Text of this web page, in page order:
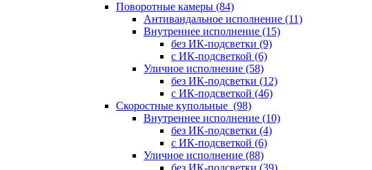
Поворотные камеры (84)
Антивандальное исполнение (11)
Внутреннее исполнение (15)
без ИК-подсветки (9)
с ИК-подсветкой (6)
Уличное исполнение (58)
без ИК-подсветки (12)
с ИК-подсветкой (46)
Скоростные купольные (98)
Внутреннее исполнение (10)
без ИК-подсветки (4)
с ИК-подсветкой (6)
Уличное исполнение (88)
без ИК-подсветки (39)